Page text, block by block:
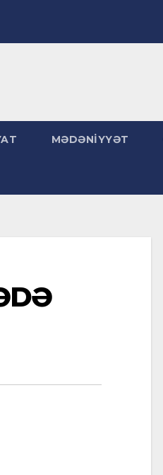
MƏDƏNİYYƏT